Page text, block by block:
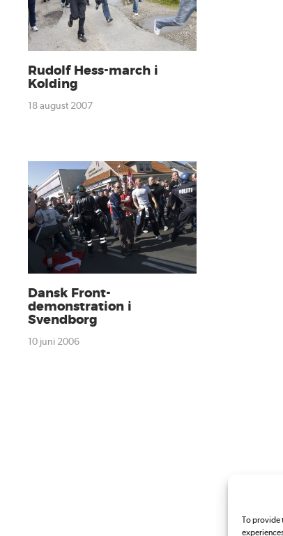
To provide
Rudolf Hess-march i
Kolding
18 august 2007
Dansk Front-
demonstration i
Svendborg
10 juni 2006